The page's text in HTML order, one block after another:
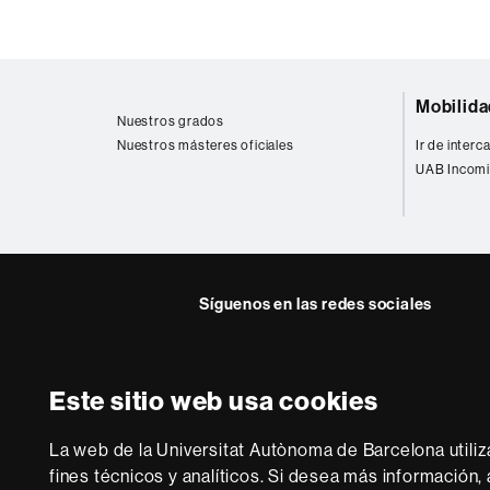
Este sitio web usa cookies
La web de la Universitat Autònoma de Barcelona
fines técnicos y analíticos. Si desea más información,
Nuestros grados
Nuestros másteres oficiales
Ir de
UAB
Síguenos en las redes sociales
Sobre
esta
web
Aviso legal